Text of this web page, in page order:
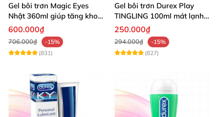
Gel bôi trơn Magic Eyes
Nhật 360ml giúp tăng khoái
cảm, an toàn
600.000₫
706.000₫
-15%
(831)
Gel bôi trơn Durex Play
TINGLING 100ml mát lạnh
kích thích mua
250.000₫
294.000₫
-15%
(827)